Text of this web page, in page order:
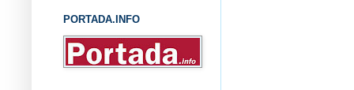
PORTADA.INFO